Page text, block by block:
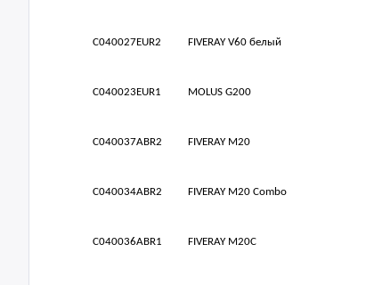
C040027EUR2 FIVERAY V60 белый
C040023EUR1 MOLUS G200
C040037ABR2 FIVERAY M20
C040034ABR2 FIVERAY M20 Combo
C040036ABR1 FIVERAY M20C